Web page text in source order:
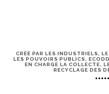
CRÉÉ PAR LES INDUSTRIELS,
LES POUVOIRS PUBLICS,
EN CHARGE LA COLLECTE,
RECYCLAGE DES